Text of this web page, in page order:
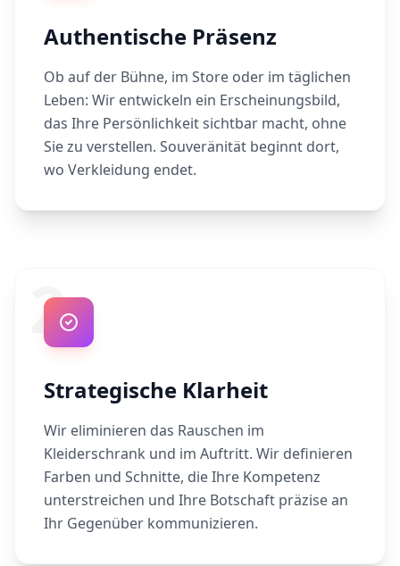
Authentische Präsenz
Ob auf der Bühne, im Store oder im täglichen
Leben: Wir entwickeln ein Erscheinungsbild,
das Ihre Persönlichkeit sichtbar macht, ohne
Sie zu verstellen. Souveränität beginnt dort,
wo Verkleidung endet.
2
Strategische Klarheit
Wir eliminieren das Rauschen im
Kleiderschrank und im Auftritt. Wir definieren
Farben und Schnitte, die Ihre Kompetenz
unterstreichen und Ihre Botschaft präzise an
Ihr Gegenüber kommunizieren.